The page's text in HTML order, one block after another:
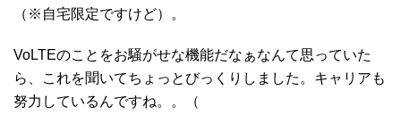
（※自宅限定ですけど）。
VoLTEのことをお騒がせな機能だなぁなんて思っていた
ら、これを聞いてちょっとびっくりしました。キャリアも
努力しているんですね。。（